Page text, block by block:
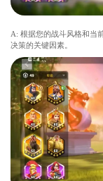
A: 根据您的战斗风格和当
决策的关键因素。